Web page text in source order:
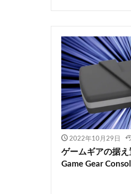
2022年10月29日
ゲームギアの据え
Game Gear